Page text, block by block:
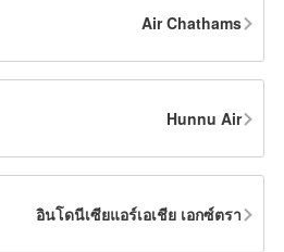
Air Chathams
Hunnu Air
อินโดนีเซียแอร์เอเชีย เอกซ์ตรา